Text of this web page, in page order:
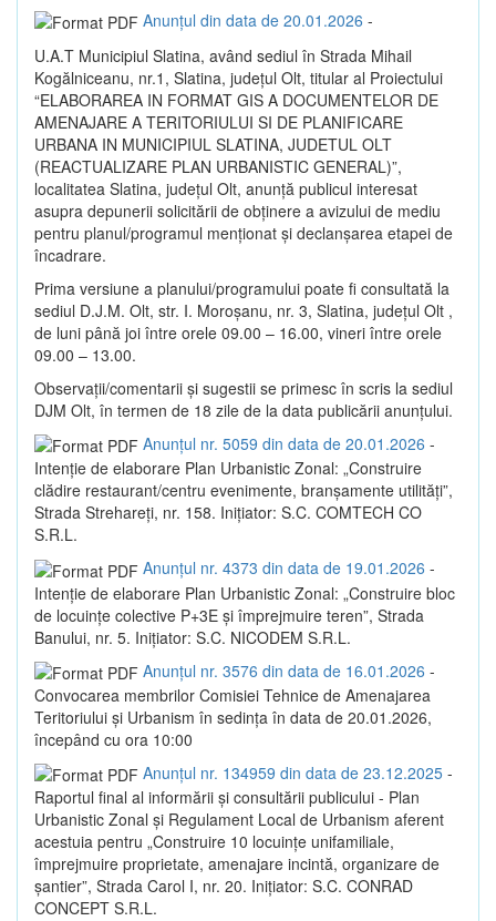
Anunțul din data de 20.01.2026 -
U.A.T Municipiul Slatina, având sediul în Strada Mihail
Kogălniceanu, nr.1, Slatina, județul Olt, titular al Proiectului
“ELABORAREA IN FORMAT GIS A DOCUMENTELOR DE
AMENAJARE A TERITORIULUI SI DE PLANIFICARE
URBANA IN MUNICIPIUL SLATINA, JUDETUL OLT
(REACTUALIZARE PLAN URBANISTIC GENERAL)”,
localitatea Slatina, judeţul Olt, anunţă publicul interesat
asupra depunerii solicitării de obţinere a avizului de mediu
pentru planul/programul menţionat şi declanşarea etapei de
încadrare.
Prima versiune a planului/programului poate fi consultată la
sediul D.J.M. Olt, str. I. Moroşanu, nr. 3, Slatina, judeţul Olt ,
de luni până joi între orele 09.00 – 16.00, vineri între orele
09.00 – 13.00.
Observaţii/comentarii şi sugestii se primesc în scris la sediul
DJM Olt, în termen de 18 zile de la data publicării anunţului.
Anunțul nr. 5059 din data de 20.01.2026 -
Intenție de elaborare Plan Urbanistic Zonal: „Construire
clădire restaurant/centru evenimente, branșamente utilități”,
Strada Strehareți, nr. 158. Inițiator: S.C. COMTECH CO
S.R.L.
Anunțul nr. 4373 din data de 19.01.2026 -
Intenție de elaborare Plan Urbanistic Zonal: „Construire bloc
de locuințe colective P+3E și împrejmuire teren”, Strada
Banului, nr. 5. Inițiator: S.C. NICODEM S.R.L.
Anunțul nr. 3576 din data de 16.01.2026 -
Convocarea membrilor Comisiei Tehnice de Amenajarea
Teritoriului și Urbanism în sedința în data de 20.01.2026,
începând cu ora 10:00
Anunțul nr. 134959 din data de 23.12.2025 -
Raportul final al informării și consultării publicului - Plan
Urbanistic Zonal și Regulament Local de Urbanism aferent
acestuia pentru „Construire 10 locuințe unifamiliale,
împrejmuire proprietate, amenajare incintă, organizare de
șantier”, Strada Carol I, nr. 20. Inițiator: S.C. CONRAD
CONCEPT S.R.L.